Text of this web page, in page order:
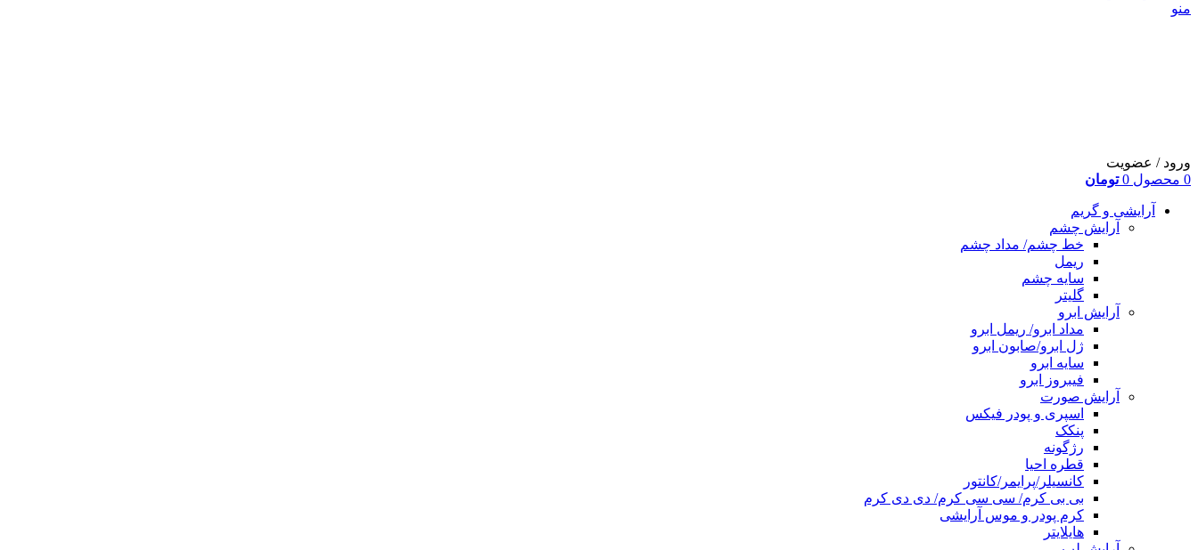
منو
ورود / عضویت
0 محصول 0 تومان
آرایشی و گریم
آرایش چشم
خط چشم/ مداد چشم
ریمل
سایه چشم
گلیتر
آرایش ابرو
مداد ابرو/ ریمل ابرو
ژل ابرو/صابون ابرو
سایه ابرو
فیبروز ابرو
آرایش صورت
اسپری و پودر فیکس
پنکک
رژگونه
قطره احیا
کانسیلر/پرایمر/کانتور
بی بی کرم/ سی سی کرم/ دی دی کرم
کرم پودر و موس آرایشی
هایلایتر